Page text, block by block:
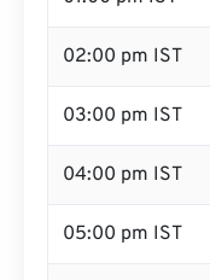
02:00 pm IST
03:00 pm IST
04:00 pm IST
05:00 pm IST